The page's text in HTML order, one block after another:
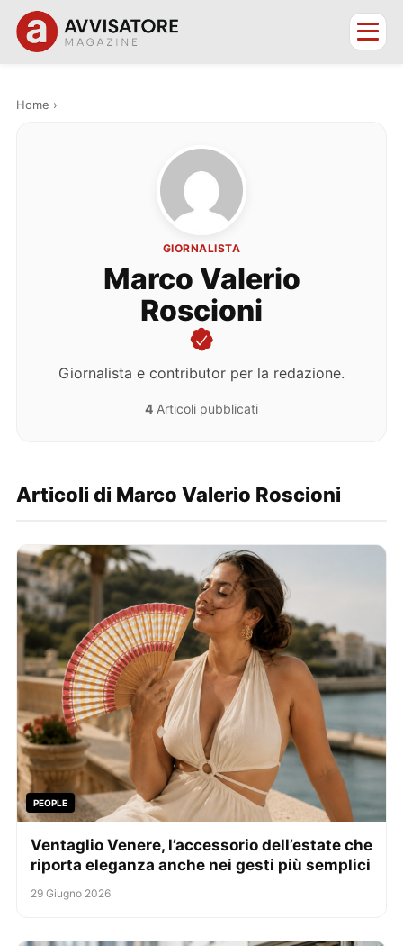
Home ›
GIORNALISTA
Marco Valerio
Roscioni
Giornalista e contributor per la redazione.
4 Articoli pubblicati
Articoli di Marco Valerio Roscioni
PEOPLE
Ventaglio Venere, l’accessorio dell’estate che
riporta eleganza anche nei gesti più semplici
29 Giugno 2026